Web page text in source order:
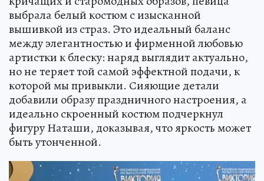
выбрала белый костюм с изысканной
вышивкой из страз. Это идеальный баланс
между элегантностью и фирменной любовью
артистки к блеску: наряд выглядит актуально,
но не теряет той самой эффектной подачи, к
которой мы привыкли. Сияющие детали
добавили образу праздничного настроения, а
идеально скроенный костюм подчеркнул
фигуру Наташи, доказывая, что яркость может
быть утонченной.